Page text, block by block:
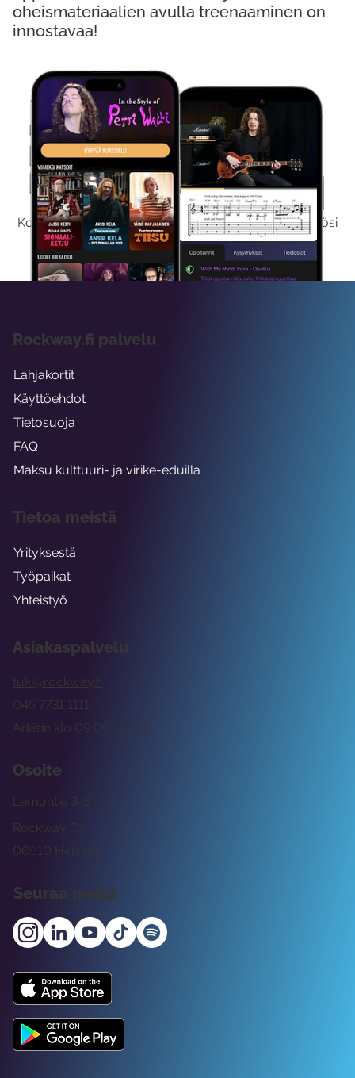
Kokeile Ilmaiseksi
Kokeilemalla ilmaiseksi saat koko sisältömme käyttöösi
viikon ajaksi.
oheismateriaalien avulla treenaaminen on
innostavaa!
Asiakaspalvelu
tuki@rockway.fi
Arkisin klo 09:00 -15:00
045 7731 1111
Osoite
Rockway Oy
Lemuntie 3-5
00510 Helsinki
Seuraa meitä
Rockway.fi palvelu
Lahjakortit
Käyttöehdot
Tietosuoja
FAQ
Maksu kulttuuri- ja virike-eduilla
Tietoa meistä
Yrityksestä
Työpaikat
Yhteistyö